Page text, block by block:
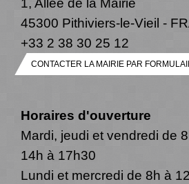
45300 Pithiviers-le-Vieil -
+33 2 38 30 25 12
CONTACTER LA MAIRIE PAR
Horaires d'ouverture
Mardi, jeudi et vendredi de
14h à 17h30
Lundi et mercredi de 8h à